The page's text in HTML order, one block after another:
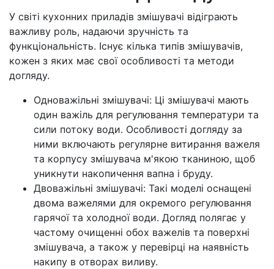
У світі кухонних приладів змішувачі відіграють
важливу роль, надаючи зручність та
функціональність. Існує кілька типів змішувачів,
кожен з яких має свої особливості та методи
догляду.
Одноважільні змішувачі: Ці змішувачі мають
один важіль для регулювання температури та
сили потоку води. Особливості догляду за
ними включають регулярне витирання важеля
та корпусу змішувача м'якою тканиною, щоб
уникнути накопичення вапна і бруду.
Двоважільні змішувачі: Такі моделі оснащені
двома важелями для окремого регулювання
гарячої та холодної води. Догляд полягає у
частому очищенні обох важелів та поверхні
змішувача, а також у перевірці на наявність
накипу в отворах виливу.